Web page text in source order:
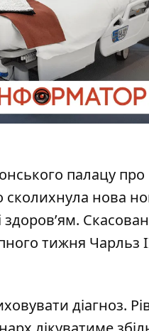
палацу про
сколихнула нова
тижня Чарльз
діагноз.